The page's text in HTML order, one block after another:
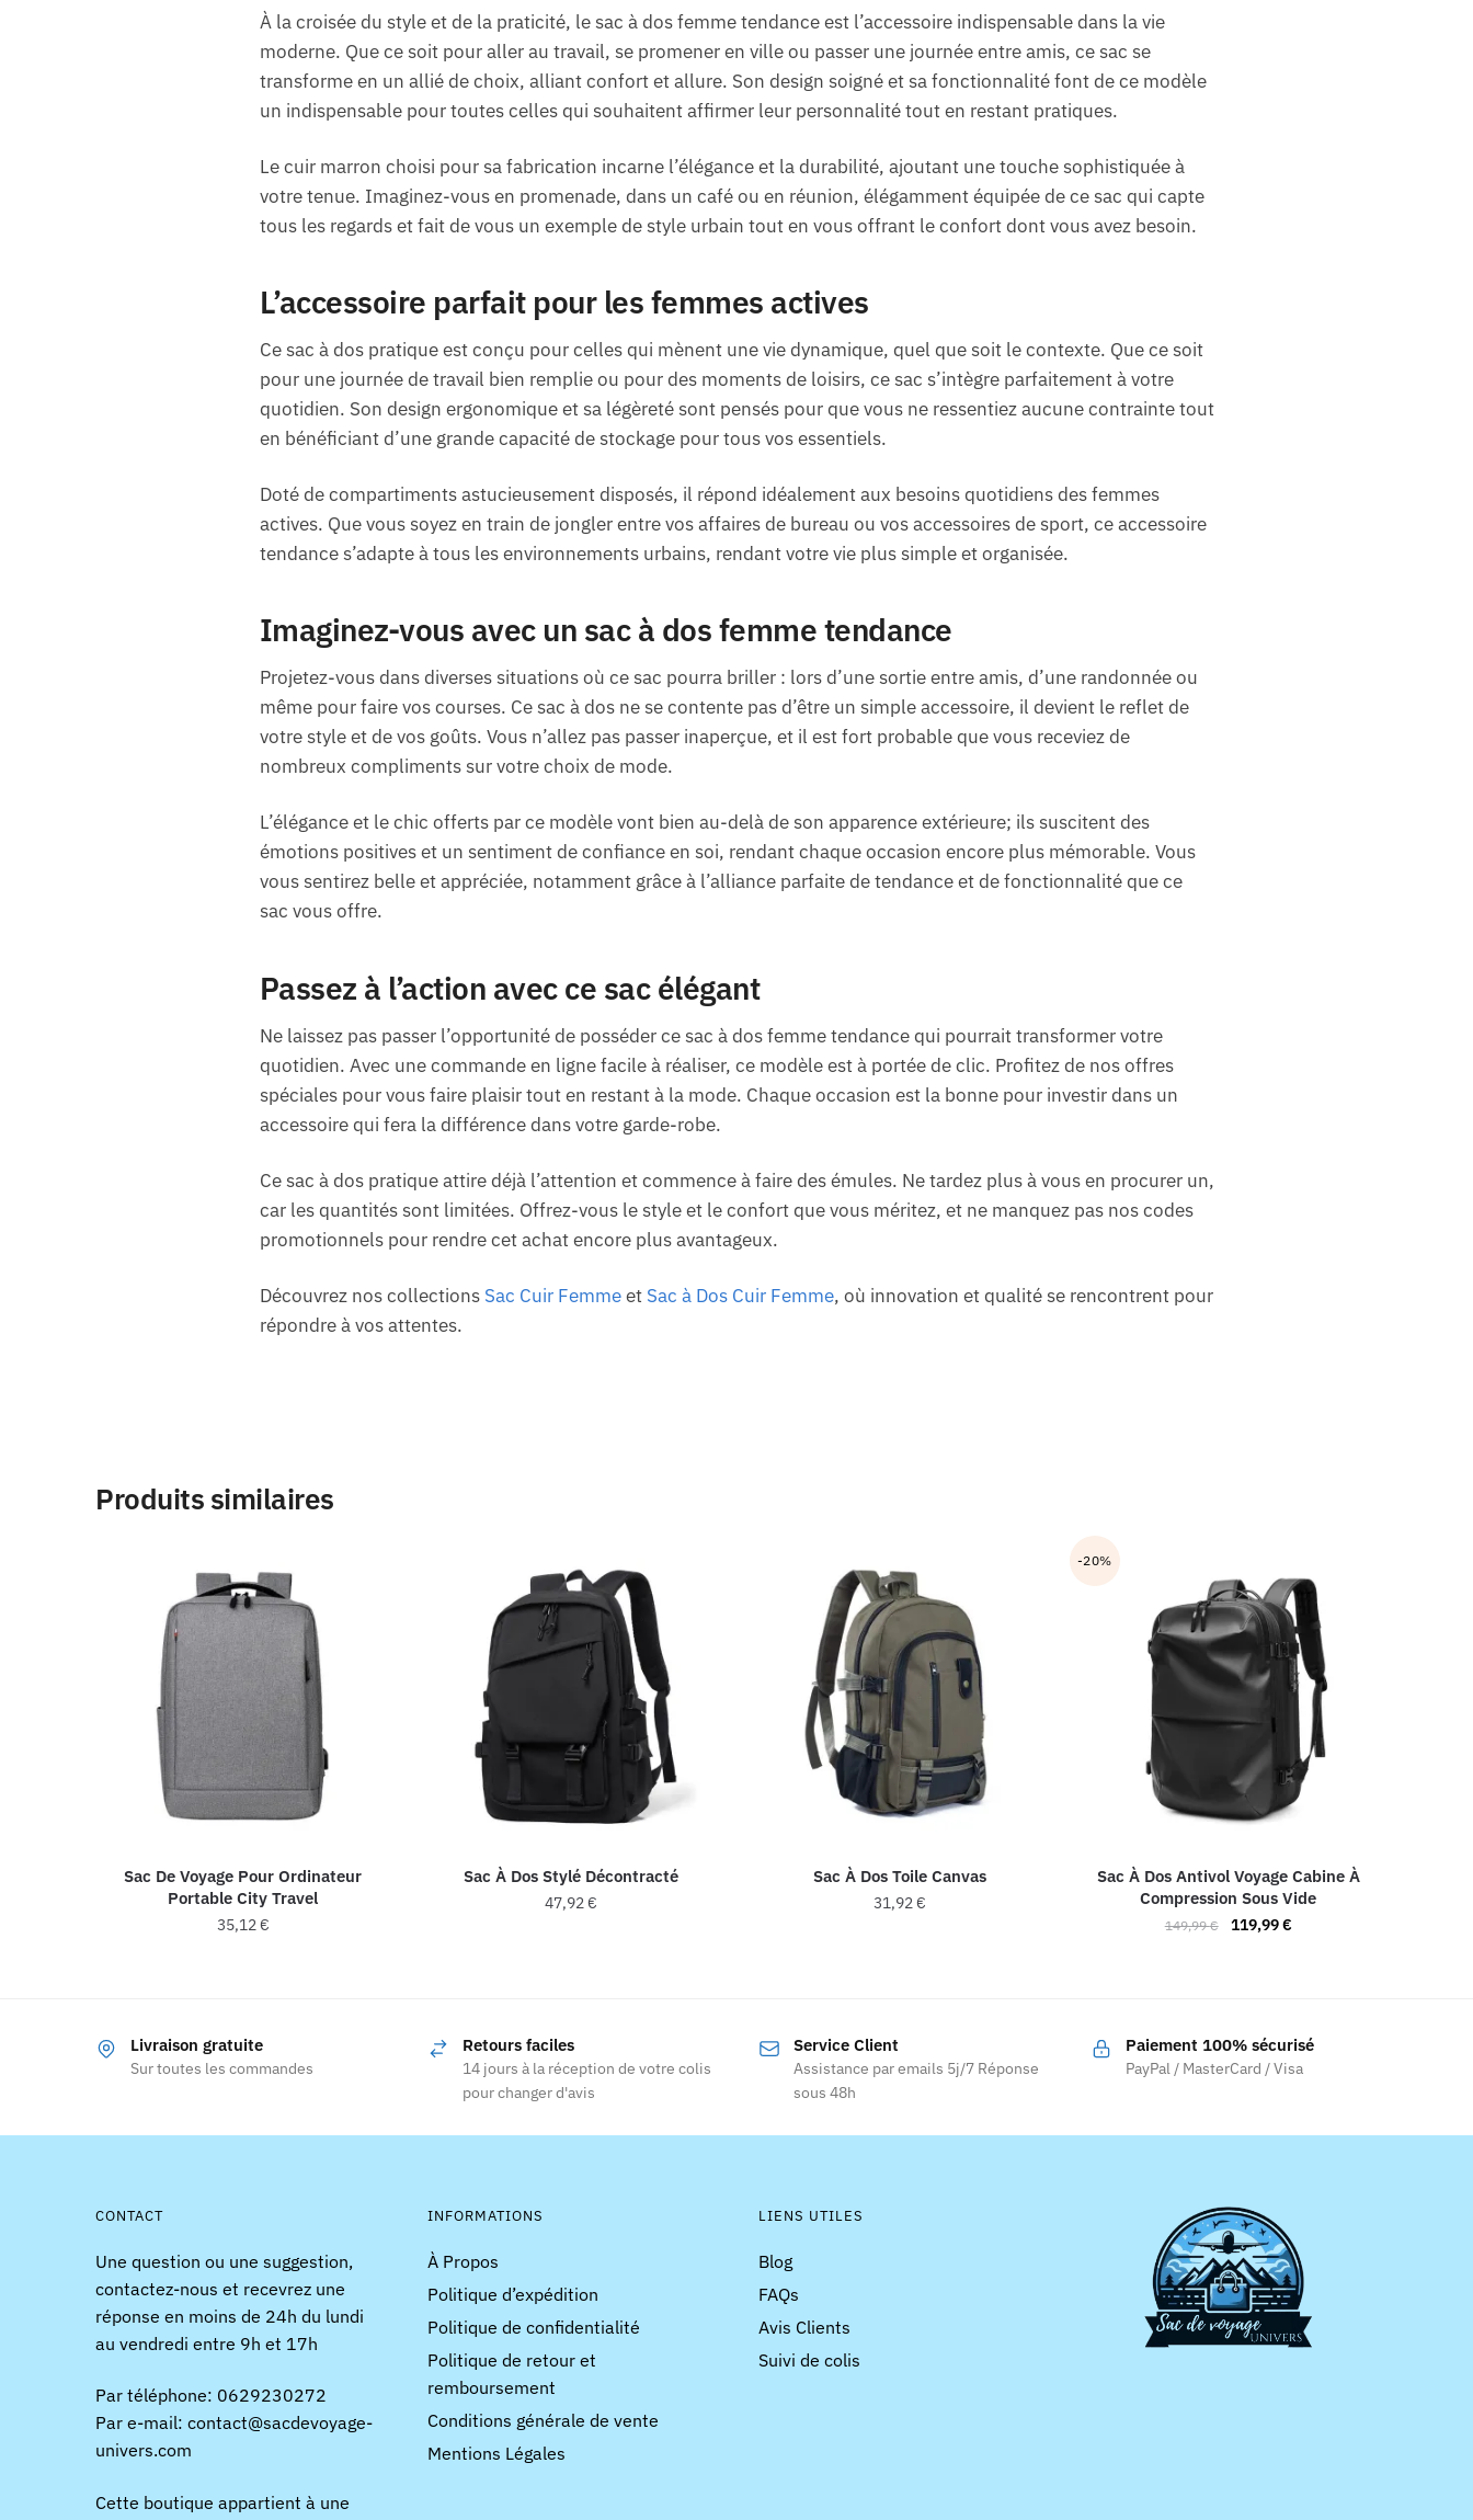
À la croisée du style et de la praticité, le sac à dos femme tendance est l’accessoire indispensable dans la vie
moderne. Que ce soit pour aller au travail, se promener en ville ou passer une journée entre amis, ce sac se
transforme en un allié de choix, alliant confort et allure. Son design soigné et sa fonctionnalité font de ce modèle
un indispensable pour toutes celles qui souhaitent affirmer leur personnalité tout en restant pratiques.
Le cuir marron choisi pour sa fabrication incarne l’élégance et la durabilité, ajoutant une touche sophistiquée à
votre tenue. Imaginez-vous en promenade, dans un café ou en réunion, élégamment équipée de ce sac qui capte
tous les regards et fait de vous un exemple de style urbain tout en vous offrant le confort dont vous avez besoin.
L’accessoire parfait pour les femmes actives
Ce sac à dos pratique est conçu pour celles qui mènent une vie dynamique, quel que soit le contexte. Que ce soit
pour une journée de travail bien remplie ou pour des moments de loisirs, ce sac s’intègre parfaitement à votre
quotidien. Son design ergonomique et sa légèreté sont pensés pour que vous ne ressentiez aucune contrainte tout
en bénéficiant d’une grande capacité de stockage pour tous vos essentiels.
Doté de compartiments astucieusement disposés, il répond idéalement aux besoins quotidiens des femmes
actives. Que vous soyez en train de jongler entre vos affaires de bureau ou vos accessoires de sport, ce accessoire
tendance s’adapte à tous les environnements urbains, rendant votre vie plus simple et organisée.
Imaginez-vous avec un sac à dos femme tendance
Projetez-vous dans diverses situations où ce sac pourra briller : lors d’une sortie entre amis, d’une randonnée ou
même pour faire vos courses. Ce sac à dos ne se contente pas d’être un simple accessoire, il devient le reflet de
votre style et de vos goûts. Vous n’allez pas passer inaperçue, et il est fort probable que vous receviez de
nombreux compliments sur votre choix de mode.
L’élégance et le chic offerts par ce modèle vont bien au-delà de son apparence extérieure; ils suscitent des
émotions positives et un sentiment de confiance en soi, rendant chaque occasion encore plus mémorable. Vous
vous sentirez belle et appréciée, notamment grâce à l’alliance parfaite de tendance et de fonctionnalité que ce
sac vous offre.
Passez à l’action avec ce sac élégant
Ne laissez pas passer l’opportunité de posséder ce sac à dos femme tendance qui pourrait transformer votre
quotidien. Avec une commande en ligne facile à réaliser, ce modèle est à portée de clic. Profitez de nos offres
spéciales pour vous faire plaisir tout en restant à la mode. Chaque occasion est la bonne pour investir dans un
accessoire qui fera la différence dans votre garde-robe.
Ce sac à dos pratique attire déjà l’attention et commence à faire des émules. Ne tardez plus à vous en procurer un,
car les quantités sont limitées. Offrez-vous le style et le confort que vous méritez, et ne manquez pas nos codes
promotionnels pour rendre cet achat encore plus avantageux.
Découvrez nos collections Sac Cuir Femmeet Sac à Dos Cuir Femme, où innovation et qualité se rencontrent pour
répondre à vos attentes.
Produits similaires
Sac De Voyage Pour Ordinateur
Portable City Travel
35,12€
plusieurs
variations.
options
la
page
du
produit
Sac À Dos Stylé Décontracté
47,92€
variations.
Les
peuvent
du
produit
Sac À Dos Toile Canvas
31,92€
peuvent
-20%
Sac À Dos Antivol Voyage Cabine À
Compression Sous Vide
149,99€
Le
119,99€Le
plusieurs
variations.
options
choisies
sur
la
page
du
produit
Livraison gratuite
Sur toutes les commandes
Retours faciles
14 jours à la réception de votre colis
pour changer d'avis
Service Client
Assistance par emails 5j/7 Réponse
sous 48h
Paiement 100% sécurisé
PayPal / MasterCard / Visa
CONTACT
Une question ou une suggestion,
contactez-nous et recevrez une
réponse en moins de 24h du lundi
au vendredi entre 9h et 17h
Par téléphone: 0629230272
Par e-mail: contact@sacdevoyage-
univers.com
Cette boutique appartient à une
INFORMATIONS
À Propos
Politique d’expédition
Politique de confidentialité
Politique de retour et
remboursement
Conditions générale de vente
Mentions Légales
LIENS UTILES
Blog
FAQs
Avis Clients
Suivi de colis